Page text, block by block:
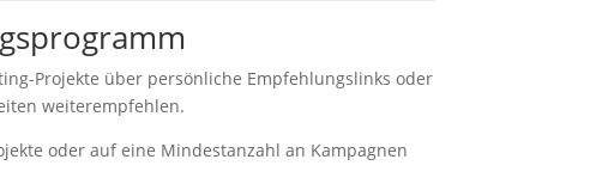
Projekte über persönliche Empfehlungslinks oder
weiterempfehlen.
oder auf eine Mindestanzahl an Kampagnen